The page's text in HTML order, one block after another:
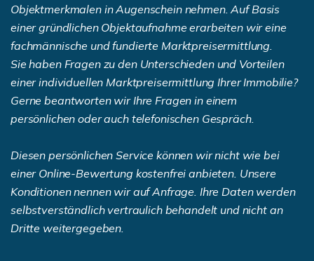
Objektmerkmalen in Augenschein nehmen. Auf Basis
einer gründlichen Objektaufnahme erarbeiten wir eine
fachmännische und fundierte Marktpreisermittlung.
Sie haben Fragen zu den Unterschieden und Vorteilen
einer individuellen Marktpreisermittlung Ihrer Immobilie?
Gerne beantworten wir Ihre Fragen in einem
persönlichen oder auch telefonischen Gespräch.
Diesen persönlichen Service können wir nicht wie bei
einer Online-Bewertung kostenfrei anbieten. Unsere
Konditionen nennen wir auf Anfrage. Ihre Daten werden
selbstverständlich vertraulich behandelt und nicht an
Dritte weitergegeben.